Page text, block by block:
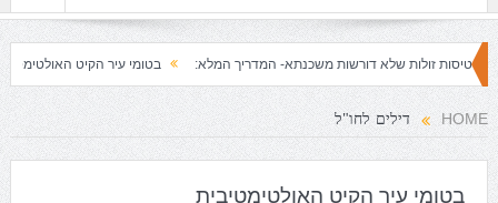
שלא דורשות משכנתא- המדריך המלא: בטומי עיר הקיט האולטימטיבית
HOME דילים לחו"ל
בטומי עיר הקיט האולטימטיבית